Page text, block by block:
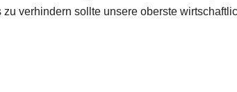
verhindern sollte unsere oberste